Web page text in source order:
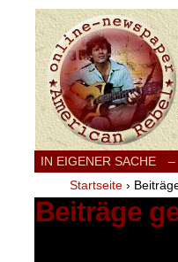
IN EIGENER SACHE –
Startseite ›
Beiträge